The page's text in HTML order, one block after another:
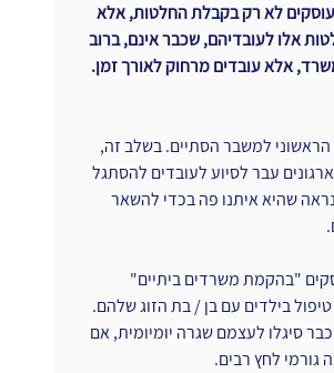
לא רק בקבלת החלטות, אלא
אלו לעובדיהם, שכבר אינם, ברוב
אלא עובדים מרחוק לאורך זמן.
למשבר הסתיים. בשלב זה,
עבר לסיוע לעובדים להסתגל
שהיא איתנו פה בכדי להשאר
"בהקמת משרדים ביתיים"
בילדים עם בן / בת הזוג שלהם.
סיגלו לעצמם שגרה יומיומית, אם
גורמי לחץ רבים.